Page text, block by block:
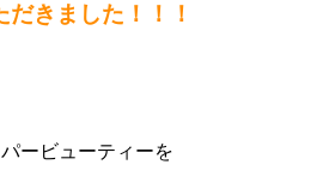
きました！！！
ービューティーを